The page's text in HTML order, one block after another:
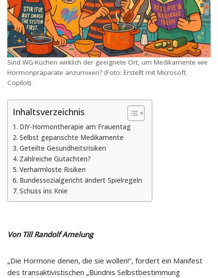
Sind WG-Küchen wirklich der geeignete Ort, um Medikamente wie
Hormonpräparate anzumixen? (Foto: Erstellt mit Microsoft
Copilot).
Inhaltsverzeichnis
DIY-Hormontherapie am Frauentag
Selbst gepanschte Medikamente
Geteilte Gesundheitsrisiken
Zahlreiche Gutachten?
Verharmloste Risiken
Bundessozialgericht ändert Spielregeln
Schuss ins Knie
Von Till Randolf Amelung
„Die Hormone denen, die sie wollen!“, fordert ein Manifest
des transaktivistischen „Bündnis Selbstbestimmung